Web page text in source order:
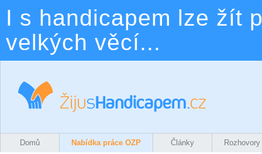
I s handicapem lze žít
velkých věcí...
Domů Nabídka práce OZP Články Rozhovory